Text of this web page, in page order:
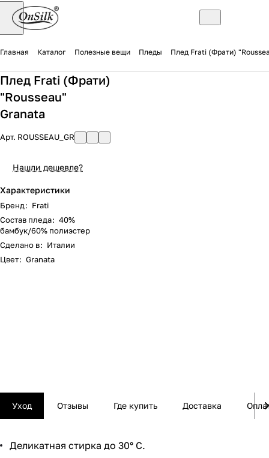
Главная Каталог Полезные вещи Пледы Плед Frati (Фрати)
Плед Frati (Фрати)
"Rousseau"
Granata
Арт. ROUSSEAU_GR
Нашли дешевле?
Характеристики
Бренд: Frati
Состав пледа: 40%
бамбук/60% полиэстер
Сделано в: Италии
Цвет: Granata
Уход Отзывы Где купить Доставка
Деликатная стирка до 30° C.